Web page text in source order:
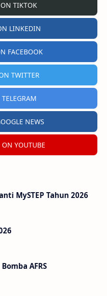
TIKTOK
LINKEDIN
FACEBOOK
TWITTER
NEWS
ON YOUTUBE
MySTEP Tahun 2026
AFRS